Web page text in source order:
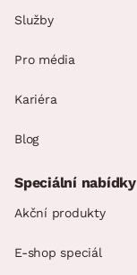
Služby
Pro média
Kariéra
Blog
Speciální nabídky
Akční produkty
E-shop speciál